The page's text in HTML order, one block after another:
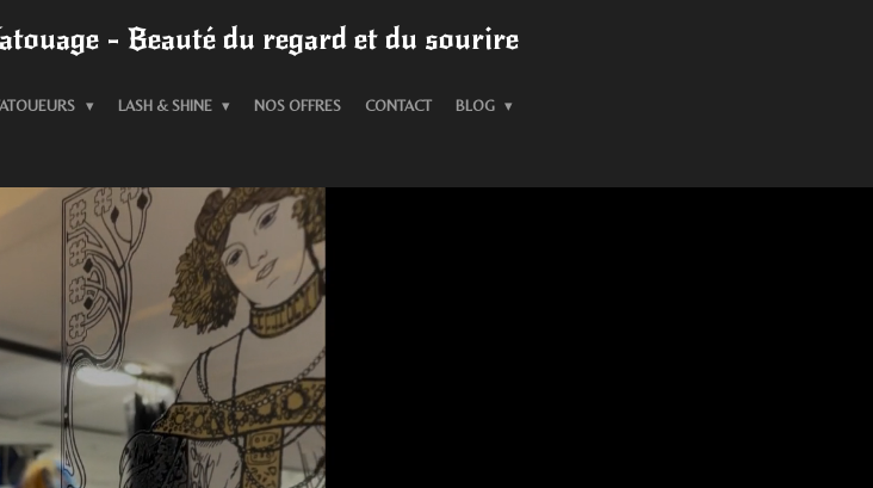
- Beauté du regard et du sourire
LASH & SHINE NOS OFFRES CONTACT BLOG